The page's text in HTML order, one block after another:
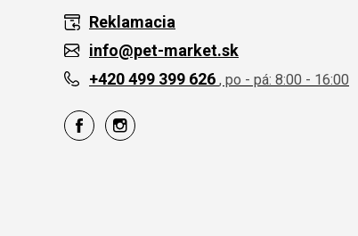
Reklamacia
info@pet-market.sk
+420 499 399 626 , po - pá: 8:00 - 16:00